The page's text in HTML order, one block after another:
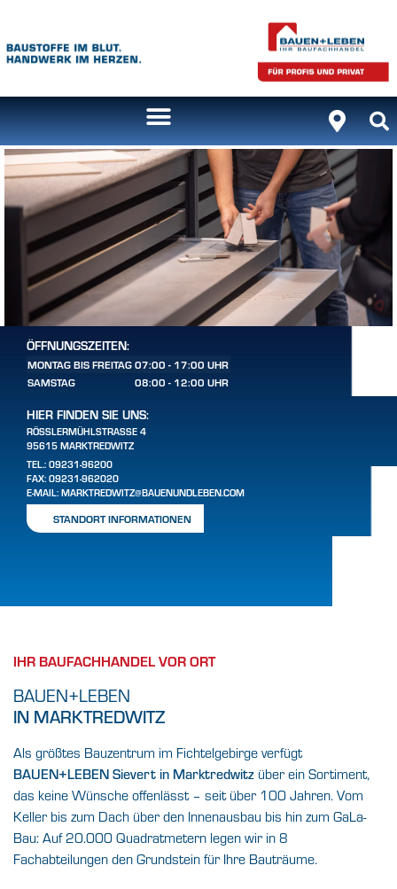
ÖFFNUNGSZEITEN:
MONTAG BIS FREITAG07:00 - 17:00 UHR
SAMSTAG
08:00 - 12:00 UHR
HIER FINDEN SIE UNS:
RÖSSLERMÜHLSTRASSE 4
95615 MARKTREDWITZ
TEL.: 09231-96200
FAX: 09231-962020
E-MAIL: MARKTREDWITZ@BAUENUNDLEBEN.COM
STANDORT INFORMATIONEN
IHR BAUFACHHANDEL VOR ORT
BAUEN+LEBEN
IN MARKTREDWITZ
Als größtes Bauzentrum im Fichtelgebirge verfügt
BAUEN+LEBEN Sievert in Marktredwitz über ein Sortiment,
das keine Wünsche offenlässt – seit über 100 Jahren. Vom
Keller bis zum Dach über den Innenausbau bis hin zum GaLa-
Bau: Auf 20.000 Quadratmetern legen wir in 8
Fachabteilungen den Grundstein für Ihre Bauträume.